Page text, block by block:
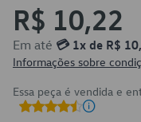
R$ 10,22
Em até 💳 1x de R$
Informações sobre
Essa peça é vendida e